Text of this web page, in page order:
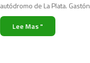
autódromo de La Plata.
Lee Mas "